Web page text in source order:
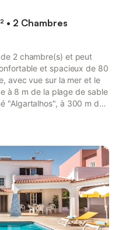
• 2 Chambres
2 chambre(s) et peut
et spacieux de 80
avec vue sur la mer et le
à 8 m de la plage de sable
"Algartalhos", à 300 m de
de golf
de l'aéroport "Aeroporto de
po...